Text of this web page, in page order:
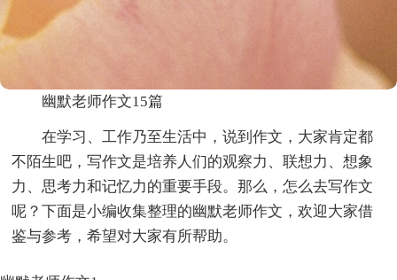
幽默老师作文15篇
在学习、工作乃至生活中，说到作文，大家肯定都
不陌生吧，写作文是培养人们的观察力、联想力、想象
力、思考力和记忆力的重要手段。那么，怎么去写作文
呢？下面是小编收集整理的幽默老师作文，欢迎大家借
鉴与参考，希望对大家有所帮助。